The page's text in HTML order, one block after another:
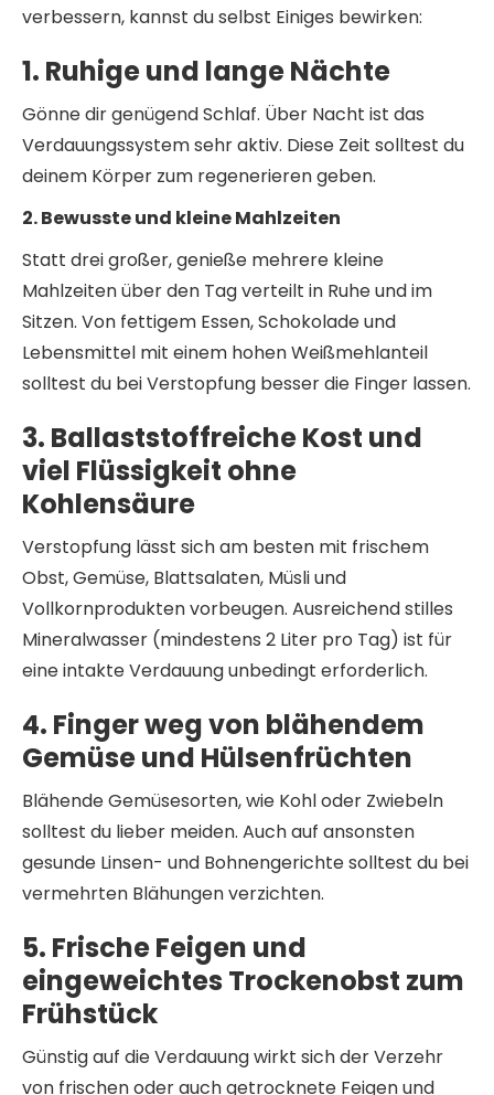
verbessern, kannst du selbst Einiges bewirken:
1. Ruhige und lange Nächte
Gönne dir genügend Schlaf. Über Nacht ist das
Verdauungssystem sehr aktiv. Diese Zeit solltest du
deinem Körper zum regenerieren geben.
2. Bewusste und kleine Mahlzeiten
Statt drei großer, genieße mehrere kleine
Mahlzeiten über den Tag verteilt in Ruhe und im
Sitzen. Von fettigem Essen, Schokolade und
Lebensmittel mit einem hohen Weißmehlanteil
solltest du bei Verstopfung besser die Finger lassen.
3. Ballaststoffreiche Kost und
viel Flüssigkeit ohne
Kohlensäure
Verstopfung lässt sich am besten mit frischem
Obst, Gemüse, Blattsalaten, Müsli und
Vollkornprodukten vorbeugen. Ausreichend stilles
Mineralwasser (mindestens 2 Liter pro Tag) ist für
eine intakte Verdauung unbedingt erforderlich.
4. Finger weg von blähendem
Gemüse und Hülsenfrüchten
Blähende Gemüsesorten, wie Kohl oder Zwiebeln
solltest du lieber meiden. Auch auf ansonsten
gesunde Linsen- und Bohnengerichte solltest du bei
vermehrten Blähungen verzichten.
5. Frische Feigen und
eingeweichtes Trockenobst zum
Frühstück
Günstig auf die Verdauung wirkt sich der Verzehr
von frischen oder auch getrocknete Feigen und